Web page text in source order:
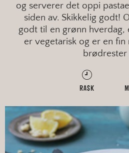
og serverer det oppi
siden av. Skikkelig godt!
godt til en grønn hverdag,
er vegetarisk og er en
brødrester
RASK